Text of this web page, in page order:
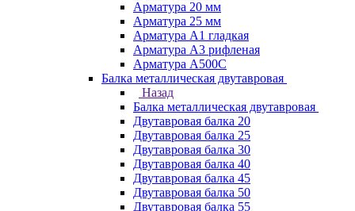
Арматура 20 мм
Арматура 25 мм
Арматура А1 гладкая
Арматура А3 рифленая
Арматура А500С
Балка металлическая двутавровая
Назад
Балка металлическая двутавровая
Двутавровая балка 20
Двутавровая балка 25
Двутавровая балка 30
Двутавровая балка 40
Двутавровая балка 45
Двутавровая балка 50
Двутавровая балка 55